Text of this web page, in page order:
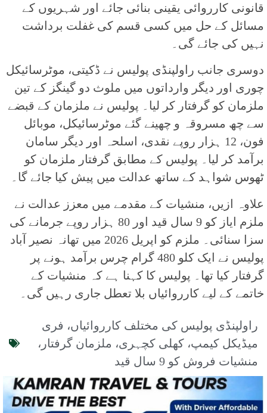
قانونی کارروائی یقینی بنائی جائے اور شہریوں کے
مسائل کے حل میں کسی قسم کی غفلت برداشت
نہیں کی جائے گی۔
دوسری جانب راولپنڈی پولیس نے ڈکیتی، موٹرسائیکل
چوری اور دیگر وارداتوں میں ملوث دو گینگز کے تین
ملزمان کو گرفتار کر لیا۔ پولیس نے ملزمان کے قبضے
سے چھ مسروقہ و چھینے گئے موٹرسائیکل، موبائل
فون، 12 ہزار روپے نقدی، اسلحہ اور دیگر سامان
برآمد کر لیا۔ پولیس کے مطابق گرفتار ملزمان کو
ٹھوس شواہد کے ساتھ عدالت میں پیش کیا جائے گا۔
علاوہ ازیں، منشیات کے مقدمے میں معزز عدالت نے
ملزم ایاز کو 9 سال قید اور 80 ہزار روپے جرمانے کی
سزا سنائی۔ ملزم کو اپریل 2026 میں تھانہ نصیر آباد
پولیس نے ایک کلو 480 گرام چرس برآمد ہونے پر
گرفتار کیا تھا۔ پولیس کا کہنا ہے کہ منشیات کے
خاتمے کے لیے کارروائیاں بلا تعطل جاری رہیں گی۔
راولپنڈی پولیس کی مختلف کارروائیاں، فری
میڈیکل کیمپ، کھلی کچہری، ملزمان گرفتار،
منشیات فروش کو 9 سال قید